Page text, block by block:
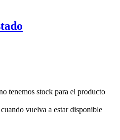
tenemos stock para el producto
vuelva a estar disponible